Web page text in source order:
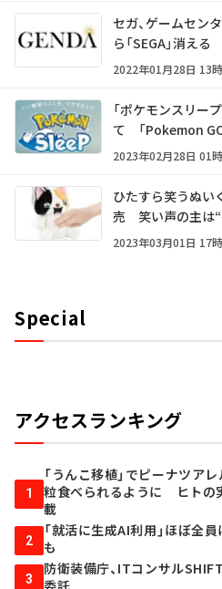
セガ、ゲームセン
ら「SEGA」消える
2022年01月28日 13
「ポケモンスリー
て 「Pokemon
2023年02月28日 01
ひたすら笑うぬい
売 笑い声の主は“
2023年03月01日 17
Special
アクセスランキング
1
「うんこ移植」でピーナツア
粒食べられるように ヒト
載
2
「就活に生成AI利用」ほぼ
も
3
防衛装備庁、ITコンサル